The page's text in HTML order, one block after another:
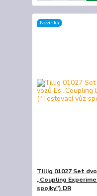
Novinka
Tillig 01027 Set
„Coupling
spojky") DR